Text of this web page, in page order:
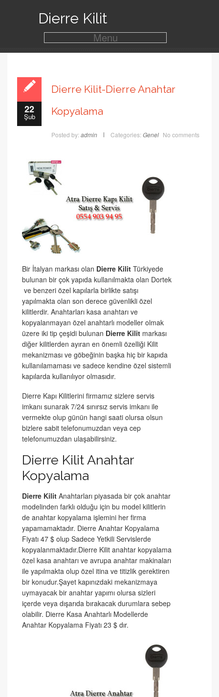
Dierre Kilit
Menu
22
Şub
Dierre Kilit-Dierre Anahtar
Kopyalama
Posted by: admin Categories: Genel No comments
Bir İtalyan markası olan Dierre Kilit Türkiyede
bulunan bir çok yapıda kullanılmakta olan Dortek
ve benzeri özel kapılarla birlikte satışı
yapılmakta olan son derece güvenlikli özel
kilitlerdir. Anahtarları kasa anahtarı ve
kopyalanmayan özel anahtarlı modeller olmak
üzere iki tip çeşidi bulunan Dierre Kilit markası
diğer kilitlerden ayıran en önemli özelliği Kilit
mekanizması ve göbeğinin başka hiç bir kapıda
kullanılamaması ve sadece kendine özel sistemli
kapılarda kullanılıyor olmasıdır.
Dierre Kapı Kilitlerini firmamız sizlere servis
imkanı sunarak 7/24 sınırsız servis imkanı ile
vermekte olup günün hangi saati olursa olsun
bizlere sabit telefonumuzdan veya cep
telefonumuzdan ulaşabilirsiniz.
Dierre Kilit Anahtar
Kopyalama
Dierre Kilit Anahtarları piyasada bir çok anahtar
modelinden farklı olduğu için bu model kilitlerin
de anahtar kopyalama işlemini her firma
yapamamaktadır. Dierre Anahtar Kopyalama
Fiyatı 47 $ olup Sadece Yetkili Servislerde
kopyalanmaktadır.Dierre Kilit anahtar kopyalama
özel kasa anahtarı ve avrupa anahtar makinaları
ile yapılmakta olup özel itina ve titizlik gerektiren
bir konudur.Şayet kapınızdaki mekanizmaya
uymayacak bir anahtar yapımı olursa sizleri
içerde veya dışarıda bırakacak durumlara sebep
olabilir. Dierre Kasa Anahtarlı Modellerde
Anahtar Kopyalama Fiyatı 23 $ dır.